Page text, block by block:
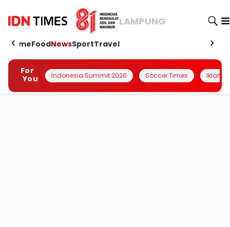
LAMPUNG
HomeFoodNewsSportTravel
For
You
Indonesia Summit 2026 Soccer Times Iklanin